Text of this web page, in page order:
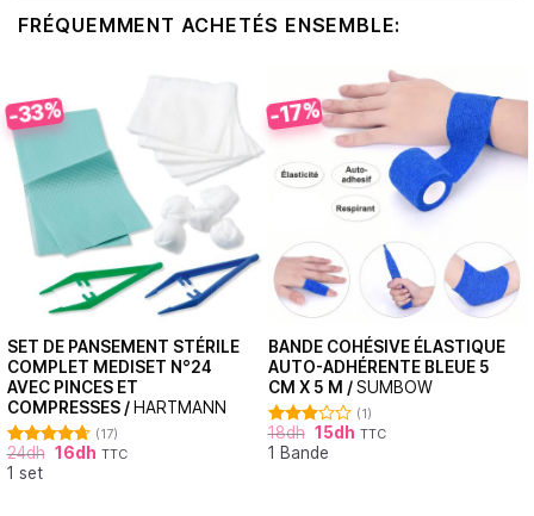
FRÉQUEMMENT ACHETÉS ENSEMBLE:
-33%
SET DE PANSEMENT STÉRILE
COMPLET MEDISET N°24
AVEC PINCES ET
COMPRESSES / HARTMANN
Note
4.71
sur 5
(17)
24dh 16dh TTC
1 set
-17%
BANDE COHÉSIVE ÉLASTIQUE
AUTO-ADHÉRENTE BLEUE 5
CM X 5 M /SUMBOW
Note
3.00
(1)
18dh 15dh TTC
1 Bande